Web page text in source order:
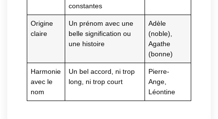
constantes
Origine
claire
Un prénom avec une
belle signification ou
une histoire
Adèle
(noble),
Agathe
(bonne)
Harmonie
avec le
nom
Un bel accord, ni trop
long, ni trop court
Pierre-
Ange,
Léontine